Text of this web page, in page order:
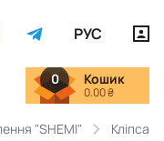
РУС
0 Кошик
0.00 ₴
"SHEMI" Кліпса